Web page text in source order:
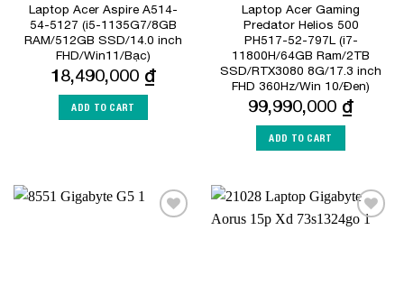
Laptop Acer Aspire A514-
54-5127 (i5-1135G7/8GB
RAM/512GB SSD/14.0 inch
FHD/Win11/Bạc)
18,490,000 ₫
ADD TO CART
Laptop Acer Gaming
Predator Helios 500
PH517-52-797L (i7-
11800H/64GB Ram/2TB
SSD/RTX3080 8G/17.3 inch
FHD 360Hz/Win 10/Đen)
99,990,000 ₫
ADD TO CART
Add to